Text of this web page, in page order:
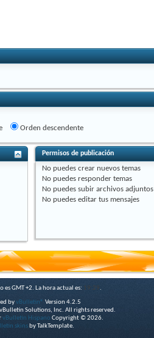
Orden descendente
Permisos de publicación
No puedes crear nuevos temas
No puedes responder temas
No puedes subir archivos adjuntos
No puedes editar tus mensajes
es GMT +2. La hora actual es: 19:29.
byvBulletin® Version 4.2.5
Solutions, Inc. All rights reserved.
vBulletin Hispano Copyright © 2026.
skins by TalkTemplate.